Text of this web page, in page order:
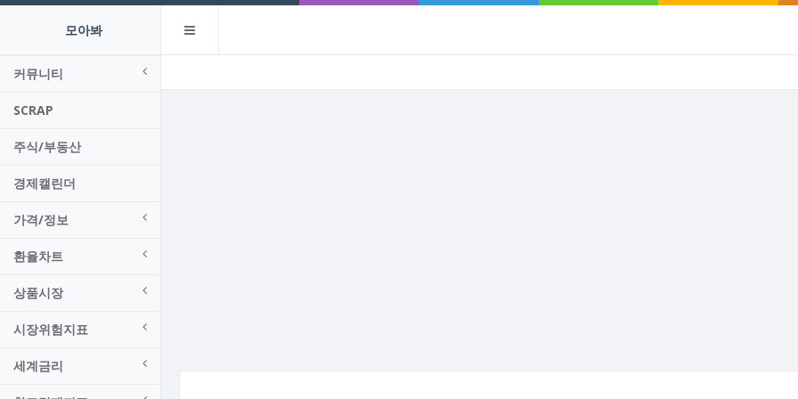
모아봐
커뮤니티
SCRAP
주식/부동산
경제캘린더
가격/정보
환율차트
상품시장
시장위험지표
세계금리